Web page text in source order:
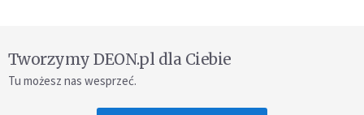
Tworzymy DEON.pl dla Ciebie
Tu możesz nas wesprzeć.